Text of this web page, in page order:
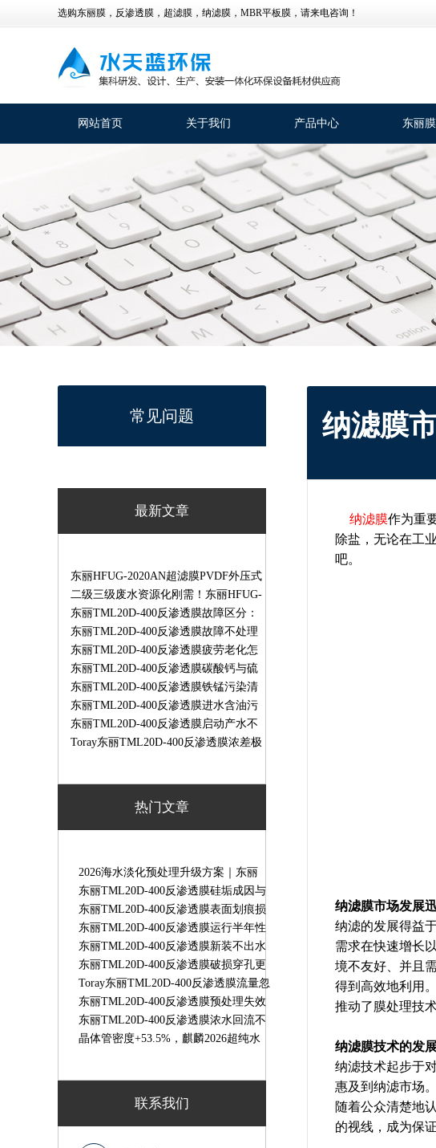
选购东丽膜，反渗透膜，超滤膜，纳滤膜，MBR平板膜，请来电咨询！
网站首页 关于我们 产品中心 东丽
常见问题
最新文章
东丽HFUG-2020AN超滤膜PVDF外压式
超滤膜饮用水工业用水预处理专用膜
二级三级废水资源化刚需！东丽HFUG-
2020AN超滤膜破解污水膜污堵痛点
东丽TML20D-400反渗透膜故障区分：
哪些可自修、哪些必须返厂维修
东丽TML20D-400反渗透膜故障不处理
会有哪些后果？膜污堵/氧化/渗漏长期
运行危害
东丽TML20D-400反渗透膜疲劳老化怎
么判断？更换标准与实操检测方法
东丽TML20D-400反渗透膜碳酸钙与硫
酸钙结垢区别、成因及清洗方案
东丽TML20D-400反渗透膜铁锰污染清
洗去除方案｜实操步骤
东丽TML20D-400反渗透膜进水含油污
染清洗方法｜油污膜清洗步骤
东丽TML20D-400反渗透膜启动产水不
合格快速处理方法
Toray东丽TML20D-400反渗透膜浓差极
热门文章
2026海水淡化预处理升级方案｜东丽
HFUG-2020AN超滤膜守护RO系统稳定
运行
东丽TML20D-400反渗透膜硅垢成因与
专用清洗方案
东丽TML20D-400反渗透膜表面划痕损
伤原因｜膜划伤故障解决办法
东丽TML20D-400反渗透膜运行半年性
能骤降原因及解决办法
东丽TML20D-400反渗透膜新装不出水
故障排查｜TORAY8寸RO膜无产水解
决办法
东丽TML20D-400反渗透膜破损穿孔更
换标准｜检测判定与更换流程
Toray东丽TML20D-400反渗透膜流量忽
高忽不稳定故障处理方法
东丽TML20D-400反渗透膜预处理失效
故障解决方法
东丽TML20D-400反渗透膜浓水回流不
畅故障排查｜原因与解决办法
晶体管密度+53.5%，麒麟2026超纯水
联系我们
纳滤膜
纳滤膜作为重
除盐，无论在工
吧。
纳滤膜市场发展
纳滤的发展得益
需求在快速增长
境不友好、并且
得到高效地利用
推动了膜处理技
纳滤膜技术的发
纳滤技术起步于
惠及到纳滤市场
随着公众清楚地
的视线，成为保